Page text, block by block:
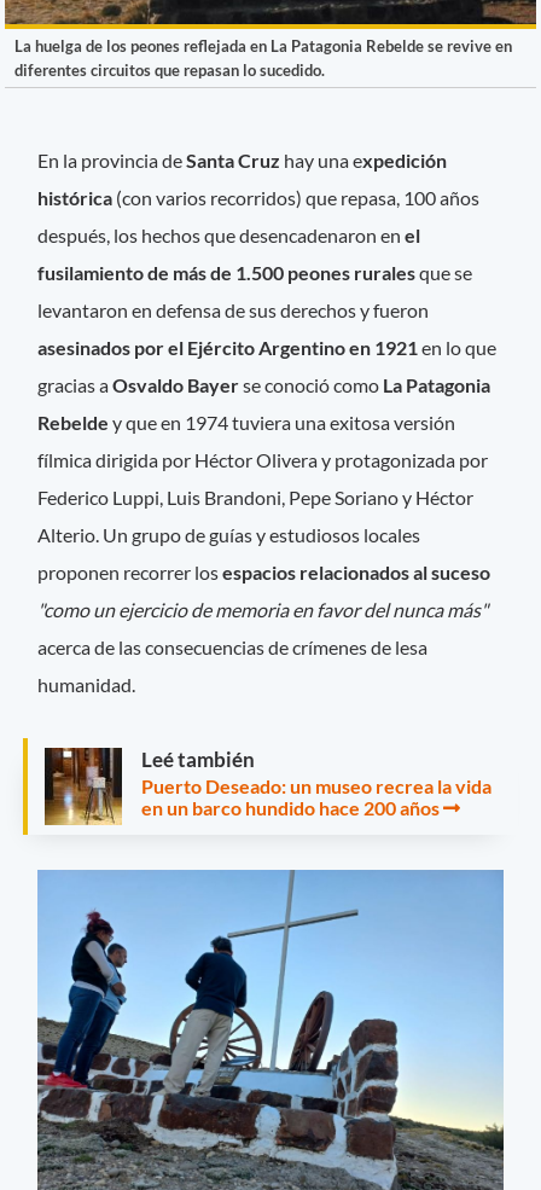
La huelga de los peones reflejada en La Patagonia Rebelde se revive en
diferentes circuitos que repasan lo sucedido.
En la provincia deSanta Cruz hay una expedición
histórica (con varios recorridos) que repasa, 100 años
después, los hechos que desencadenaron en el
fusilamiento de más de 1.500 peones ruralesque se
levantaron en defensa de sus derechos y fueron
asesinados por el Ejército Argentino en 1921en lo que
gracias aOsvaldo Bayerse conoció como La Patagonia
Rebeldey que en 1974 tuviera una exitosa versión
fílmica dirigida por Héctor Olivera y protagonizada por
Federico Luppi, Luis Brandoni, Pepe Soriano y Héctor
Alterio. Un grupo de guías y estudiosos locales
proponen recorrer losespacios relacionados al suceso
"como un ejercicio de memoria en favor del nunca más"
acerca de las consecuencias de crímenes de lesa
humanidad.
Leé también
Puerto Deseado: un museo recrea la vida
en un barco hundido hace 200 años